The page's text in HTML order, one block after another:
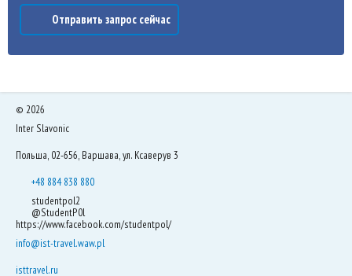
Отправить запрос сейчас
© 2026
Inter Slavonic
Польша, 02-656, Варшава, ул. Ксаверув 3
+48 884 838 880
studentpol2
@StudentP0l
https://www.facebook.com/studentpol/
info@ist-travel.waw.pl
isttravel.ru